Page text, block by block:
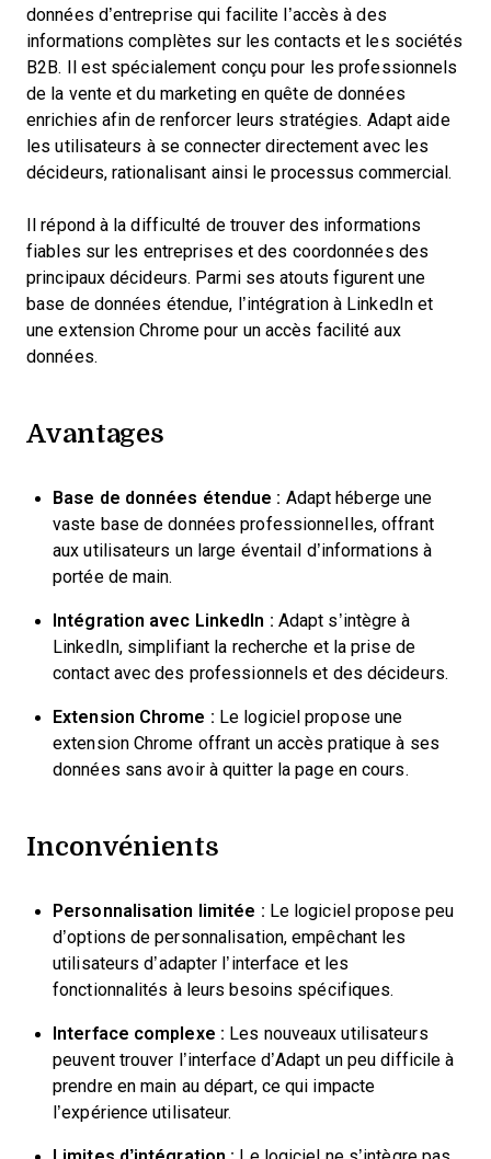
données d’entreprise qui facilite l’accès à des
informations complètes sur les contacts et les sociétés
B2B. Il est spécialement conçu pour les professionnels
de la vente et du marketing en quête de données
enrichies afin de renforcer leurs stratégies. Adapt aide
les utilisateurs à se connecter directement avec les
décideurs, rationalisant ainsi le processus commercial.
Il répond à la difficulté de trouver des informations
fiables sur les entreprises et des coordonnées des
principaux décideurs. Parmi ses atouts figurent une
base de données étendue, l’intégration à LinkedIn et
une extension Chrome pour un accès facilité aux
données.
Avantages
Base de données étendue : Adapt héberge une
vaste base de données professionnelles, offrant
aux utilisateurs un large éventail d’informations à
portée de main.
Intégration avec LinkedIn : Adapt s’intègre à
LinkedIn, simplifiant la recherche et la prise de
contact avec des professionnels et des décideurs.
Extension Chrome : Le logiciel propose une
extension Chrome offrant un accès pratique à ses
données sans avoir à quitter la page en cours.
Inconvénients
Personnalisation limitée : Le logiciel propose peu
d’options de personnalisation, empêchant les
utilisateurs d’adapter l’interface et les
fonctionnalités à leurs besoins spécifiques.
Interface complexe : Les nouveaux utilisateurs
peuvent trouver l’interface d’Adapt un peu difficile à
prendre en main au départ, ce qui impacte
l’expérience utilisateur.